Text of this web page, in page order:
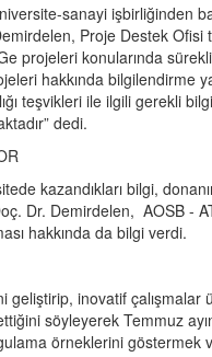
sanayi işbirliğinden
Proje Destek
projeleri konularında
hakkında bilgilendirme
teşvikleri ile ilgili gerekli
dedi.
kazandıkları bilgi,
Dr. Demirdelen, AOSB -
hakkında da bilgi verdi.
inovatif çalışmalar
söyleyerek Temmuz
örneklerini